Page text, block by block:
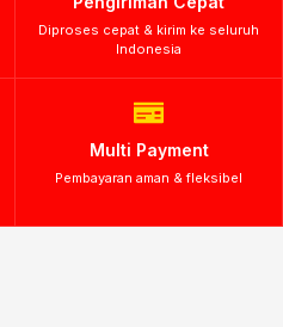
Diproses cepat & kirim ke seluruh
Indonesia
Multi Payment
Pembayaran aman & fleksibel